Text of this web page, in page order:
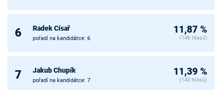
6 Radek Císař
pořadí na kandidátce: 6
11,87 %
(146 hlasů)
7 Jakub Chupík
pořadí na kandidátce: 7
11,39 %
(140 hlasů)